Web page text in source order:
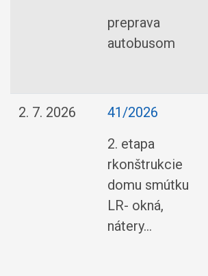
preprava
autobusom
2. 7. 2026
41/2026
2. etapa
rkonštrukcie
domu smútku
LR- okná,
nátery...